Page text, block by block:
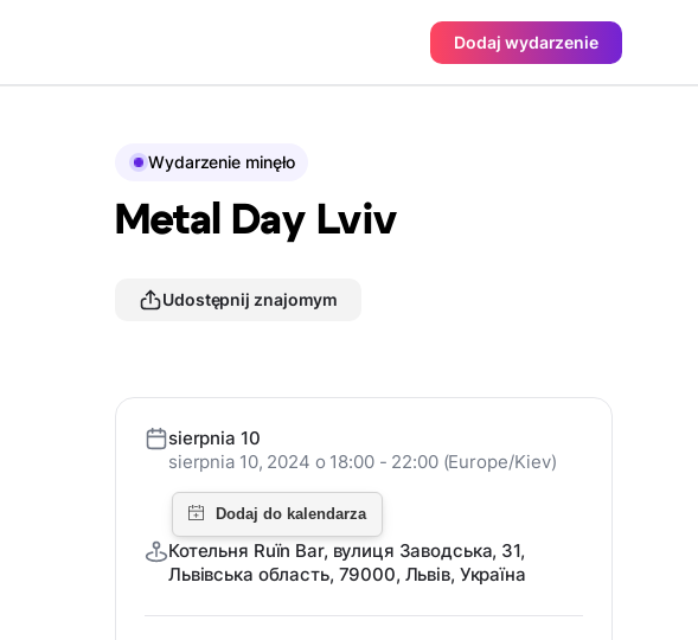
Dodaj wydarzenie
Wydarzenie minęło
Metal Day Lviv
Udostępnij znajomym
sierpnia 10
sierpnia 10, 2024 o 18:00 - 22:00 (Europe/Kiev)
Котельня Ruїn Bar, вулиця Заводська, 31,
Львівська область, 79000, Львів, Україна